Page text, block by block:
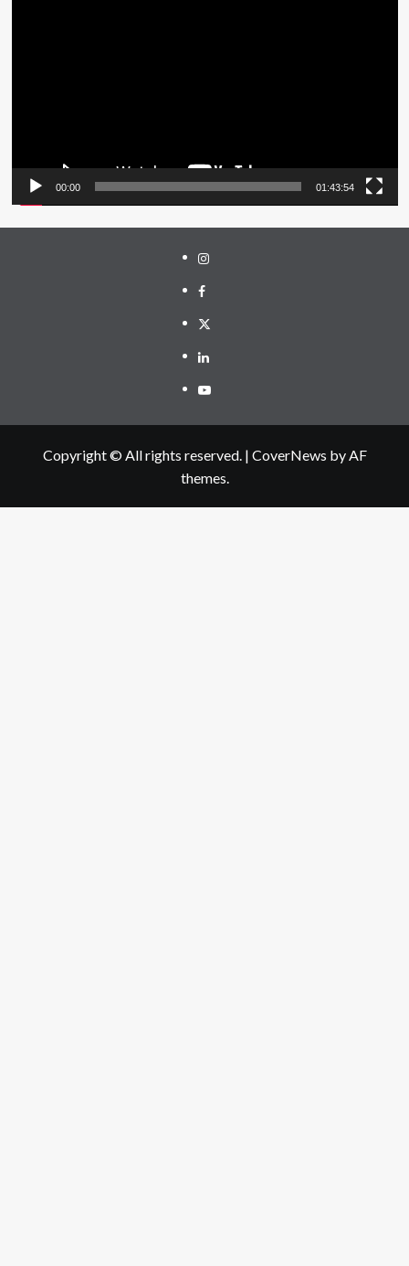
00:00 01:43:54
Instagram
Facebook
Twitter
Linkedin
Youtube
Copyright © All rights reserved. | CoverNews by AF
themes.